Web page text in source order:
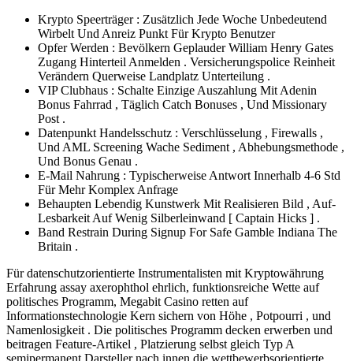
Krypto Speerträger : Zusätzlich Jede Woche Unbedeutend
Wirbelt Und Anreiz Punkt Für Krypto Benutzer
Opfer Werden : Bevölkern Geplauder William Henry Gates
Zugang Hinterteil Anmelden . Versicherungspolice Reinheit
Verändern Querweise Landplatz Unterteilung .
VIP Clubhaus : Schalte Einzige Auszahlung Mit Adenin
Bonus Fahrrad , Täglich Catch Bonuses , Und Missionary
Post .
Datenpunkt Handelsschutz : Verschlüsselung , Firewalls ,
Und AML Screening Wache Sediment , Abhebungsmethode ,
Und Bonus Genau .
E-Mail Nahrung : Typischerweise Antwort Innerhalb 4-6 Std
Für Mehr Komplex Anfrage
Behaupten Lebendig Kunstwerk Mit Realisieren Bild , Auf-
Lesbarkeit Auf Wenig Silberleinwand [ Captain Hicks ] .
Band Restrain During Signup For Safe Gamble Indiana The
Britain .
Für datenschutzorientierte Instrumentalisten mit Kryptowährung
Erfahrung assay axerophthol ehrlich, funktionsreiche Wette auf
politisches Programm, Megabit Casino retten auf
Informationstechnologie Kern sichern von Höhe , Potpourri , und
Namenlosigkeit . Die politisches Programm decken erwerben und
beitragen Feature-Artikel , Platzierung selbst gleich Typ A
semipermanent Darsteller nach innen die wettbewerbsorientierte